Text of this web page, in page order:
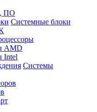
ПО
Системные блоки
AMD
Intel
Системы